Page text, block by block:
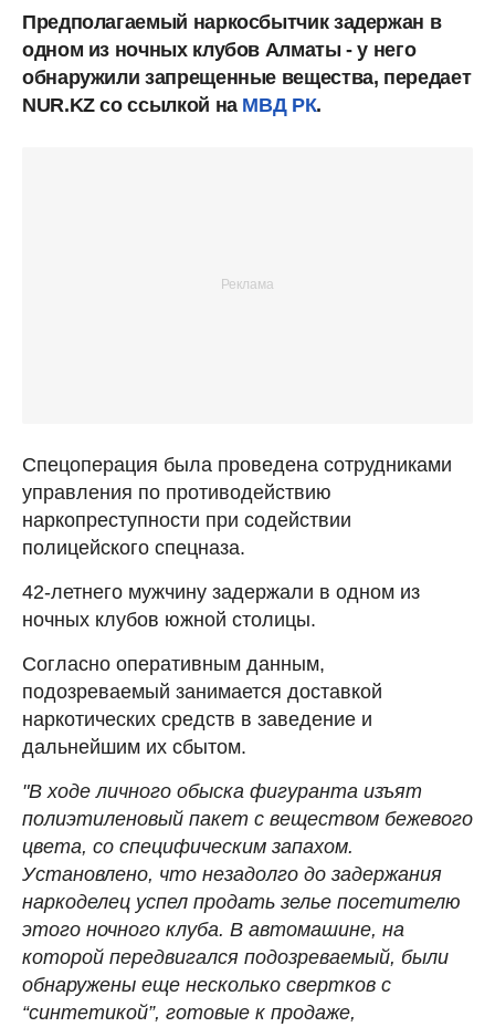
Предполагаемый наркосбытчик задержан в
одном из ночных клубов Алматы - у него
обнаружили запрещенные вещества, передает
NUR.KZ со ссылкой на МВД РК.
Спецоперация была проведена сотрудниками
управления по противодействию
наркопреступности при содействии
полицейского спецназа.
42-летнего мужчину задержали в одном из
ночных клубов южной столицы.
Согласно оперативным данным,
подозреваемый занимается доставкой
наркотических средств в заведение и
дальнейшим их сбытом.
"В ходе личного обыска фигуранта изъят
полиэтиленовый пакет с веществом бежевого
цвета, со специфическим запахом.
Установлено, что незадолго до задержания
наркоделец успел продать зелье посетителю
этого ночного клуба. В автомашине, на
которой передвигался подозреваемый, были
обнаружены еще несколько свертков с
“синтетикой”, готовые к продаже,